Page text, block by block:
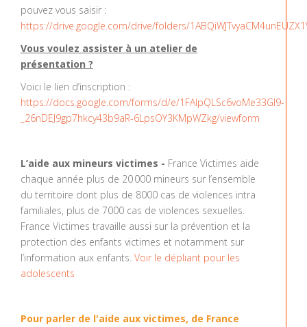
pouvez vous saisir :
https://drive.google.com/drive/folders/
Vous voulez assister à un atelier de
présentation ?
Voici le lien d’inscription :
https://docs.google.com/forms/d/e/1FAIpQLSc6voMe33GI9-
_26nDEJ9gp7hkcy43b9aR-6LpsOY3KMpWZkg/viewform
L’aide aux mineurs victimes - France Victimes aide
chaque année plus de 20 000 mineurs sur l’ensemble
du territoire dont plus de 8000 cas de violences intra
familiales, plus de 7000 cas de violences sexuelles.
France Victimes travaille aussi sur la prévention et la
protection des enfants victimes et notamment sur
l’information aux enfants. Voir le dépliant pour les
adolescents
Pour parler de l'aide aux victimes, de France